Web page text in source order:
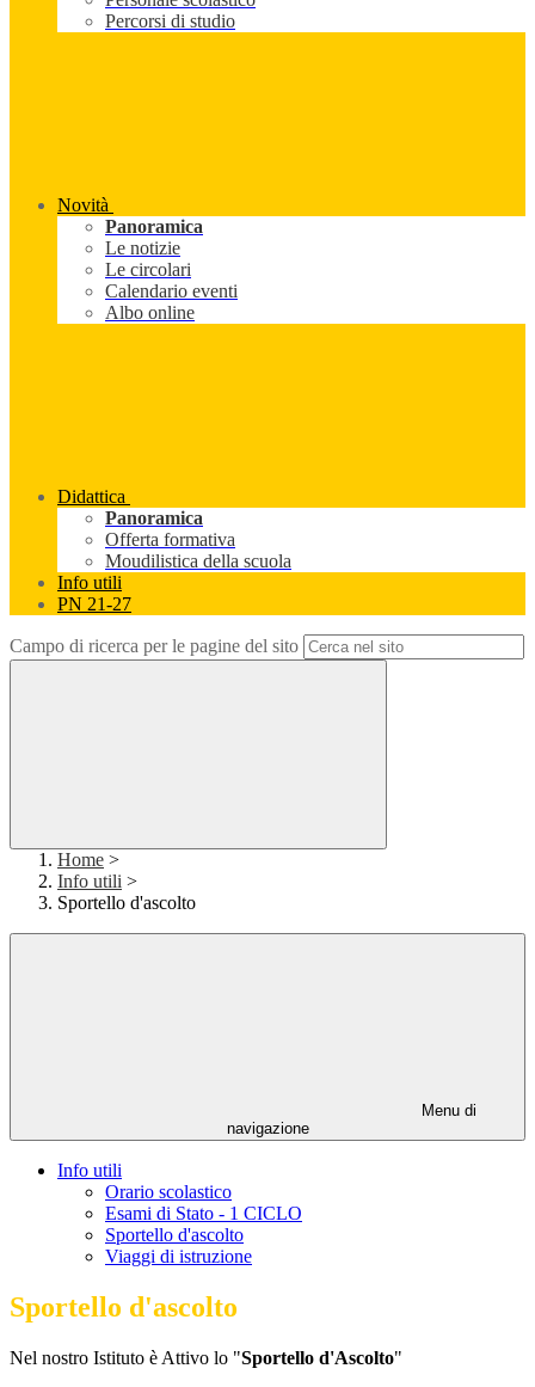
Percorsi di studio
Novità
Panoramica
Le notizie
Le circolari
Calendario eventi
Albo online
Didattica
Panoramica
Offerta formativa
Moudilistica della scuola
Info utili
PN 21-27
Campo di ricerca per le pagine del sito
Home >
Info utili >
Sportello d'ascolto
Menu di
navigazione
Info utili
Orario scolastico
Esami di Stato - 1 CICLO
Sportello d'ascolto
Viaggi di istruzione
Sportello d'ascolto
Nel nostro Istituto è Attivo lo "Sportello d'Ascolto"